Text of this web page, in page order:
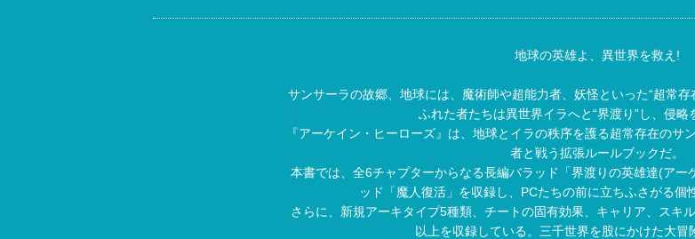
地球の英雄よ、異世界を救え!
サンサーラの故郷、地球には、魔術師や超能力者、妖怪といった“超常
ふれた者たちは異世界イラへと“界渡り”し、侵略
『アーケイン・ヒーローズ』は、地球とイラの秩序を護る超常存在のサ
者と戦う拡張ルールブックだ。
本書では、全6チャプターからなる長編バラッド「界渡りの英雄達(アー
ッド「魔人復活」を収録し、PCたちの前に立ちふさがる個
さらに、新規アーキタイプ5種類、チートの固有効果、キャリア、スキ
以上を収録している。三千世界を股にかけた大冒